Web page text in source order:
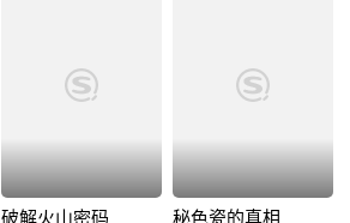
破解火山密码 秘色瓷的真相